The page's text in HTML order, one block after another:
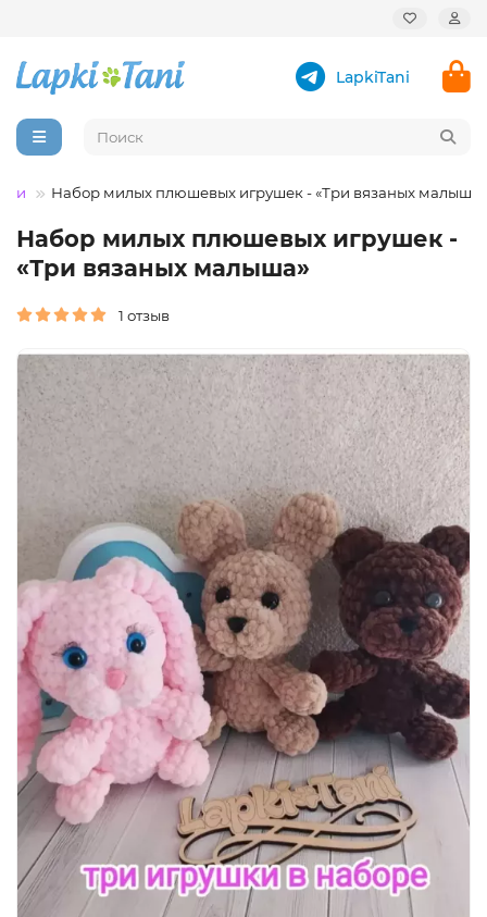
LapkiTani
Набор милых плюшевых игрушек - «Три вязаных малыша»
Набор милых плюшевых игрушек -
«Три вязаных малыша»
1 отзыв